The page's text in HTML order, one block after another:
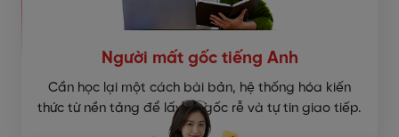
Người mất gốc tiếng Anh
Cần học lại một cách bài bản, hệ thống hóa kiến
thức từ nền tảng để lấy lại gốc rễ và tự tin giao tiếp.